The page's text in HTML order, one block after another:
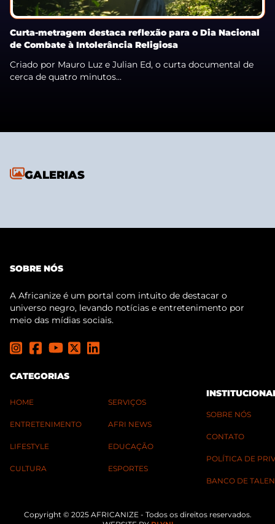
Curta-metragem destaca reflexão para o Dia Nacional
de Combate à Intolerância Religiosa
Criado por Mauro Luz e Julian Ed, o curta documental de
cerca de quatro minutos...
GALERIAS
SOBRE NÓS
A Africanize é um portal com intuito de destacar o
universo negro, levando notícias e entretenimento por
meio das mídias sociais.
CATEGORIAS
HOME
ENTRETENIMENTO
LIFESTYLE
CULTURA
SERVIÇOS
AFRI NEWS
EDUCAÇÃO
ESPORTES
SOBRE NÓS
CONTATO
POLÍTICA DE
BANCO DE
Copyright © 2025 AFRICANIZE - Todos os direitos reservados.